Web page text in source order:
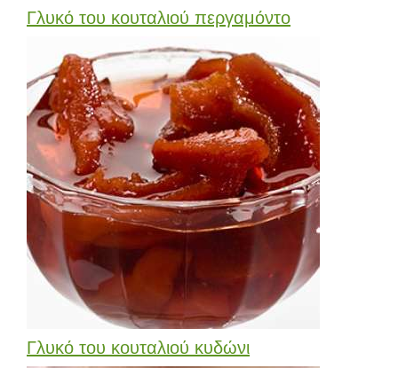
Γλυκό του κουταλιού περγαμόντο
Γλυκό του κουταλιού κυδώνι